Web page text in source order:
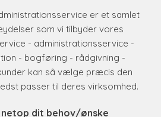
er et samlet
som vi tilbyder vores
- administrationsservice -
- bogføring - rådgivning -
kan så vælge præcis den
passer til deres virksomhed.
netop dit behov/ønske